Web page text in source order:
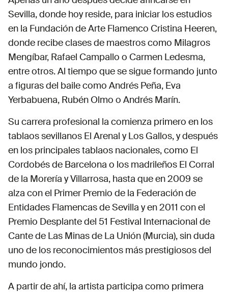
de El Campo de Gibraltar y luego se formó en
Granada y Sevilla, donde estudió en la Fundación
Cristina Heeren con maestros como Milagros
Mengíbar y Rafael Campallo. Inició su carrera
profesional en tablaos sevillanos y nacionales,
ganando el Primer Premio de la Federación de
Entidades Flamencas de Sevilla (2009) y el
Premio Desplante del Festival de Las Minas (2011).
Ha participado en espectáculos como "Tierra
Lorca" y ha colaborado con artistas como Manuel
Liñán y Arcángel. Con sus propias obras, como
"Emovere" (2018), ha recibido candidaturas a los
Premios MAX y nominaciones a los Premios
Lorca. Lucía ha actuado en festivales de
renombre en España y en el extranjero,
incluyendo giras en países como Estados Unidos,
Japón, y Francia.
Sevilla, donde hoy reside, para iniciar los estudios
en la Fundación de Arte Flamenco Cristina Heeren,
donde recibe clases de maestros como Milagros
Mengíbar, Rafael Campallo o Carmen Ledesma,
entre otros. Al tiempo que se sigue formando junto
a figuras del baile como Andrés Peña, Eva
Yerbabuena, Rubén Olmo o Andrés Marín.
Su carrera profesional la comienza primero en los
tablaos sevillanos El Arenal y Los Gallos, y después
en los principales tablaos nacionales, como El
Cordobés de Barcelona o los madrileños El Corral
de la Morería y Villarrosa, hasta que en 2009 se
alza con el Primer Premio de la Federación de
Entidades Flamencas de Sevilla y en 2011 con el
Premio Desplante del 51 Festival Internacional de
Cante de Las Minas de La Unión (Murcia), sin duda
uno de los reconocimientos más prestigiosos del
mundo jondo.
A partir de ahí, la artista participa como primera